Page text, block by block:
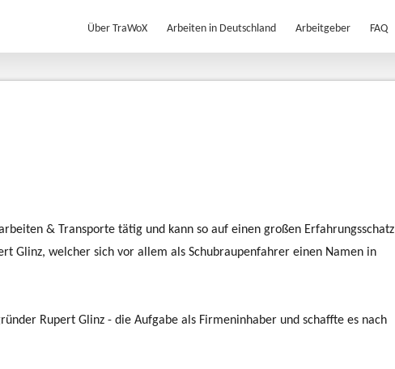
Über TraWoX Arbeiten in Deutschland Arbeitgeber FAQ
& Transporte tätig und kann so auf einen großen Erfahrungsschatz
Glinz, welcher sich vor allem als Schubraupenfahrer einen Namen in
Rupert Glinz - die Aufgabe als Firmeninhaber und schaffte es nach